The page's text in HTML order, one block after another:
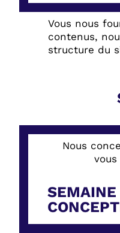
Vous nous
contenus,
structure du
Nous